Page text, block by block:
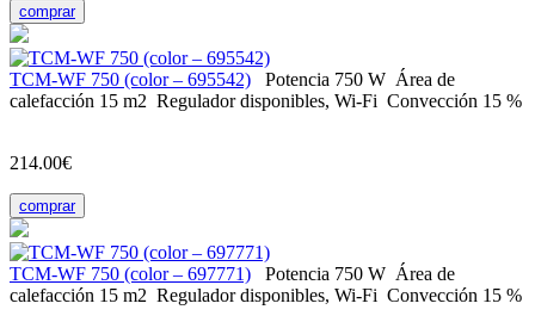
comprar
ТСМ-WF 750 (color – 695542) Potencia 750 W Área de
calefacción 15 m2 Regulador disponibles, Wi-Fi Convección 15 %
214.00€
comprar
ТСМ-WF 750 (color – 697771) Potencia 750 W Área de
calefacción 15 m2 Regulador disponibles, Wi-Fi Convección 15 %